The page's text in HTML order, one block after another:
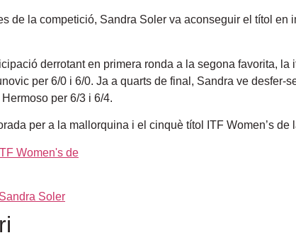
de la competició, Sandra Soler va aconseguir el títol
derrotant en primera ronda a la segona favorita,
per 6/0 i 6/0. Ja a quarts de final, Sandra ve desfer-
per 6/3 i 6/4.
per a la mallorquina i el cinquè títol ITF Women’s de
Sandra Soler